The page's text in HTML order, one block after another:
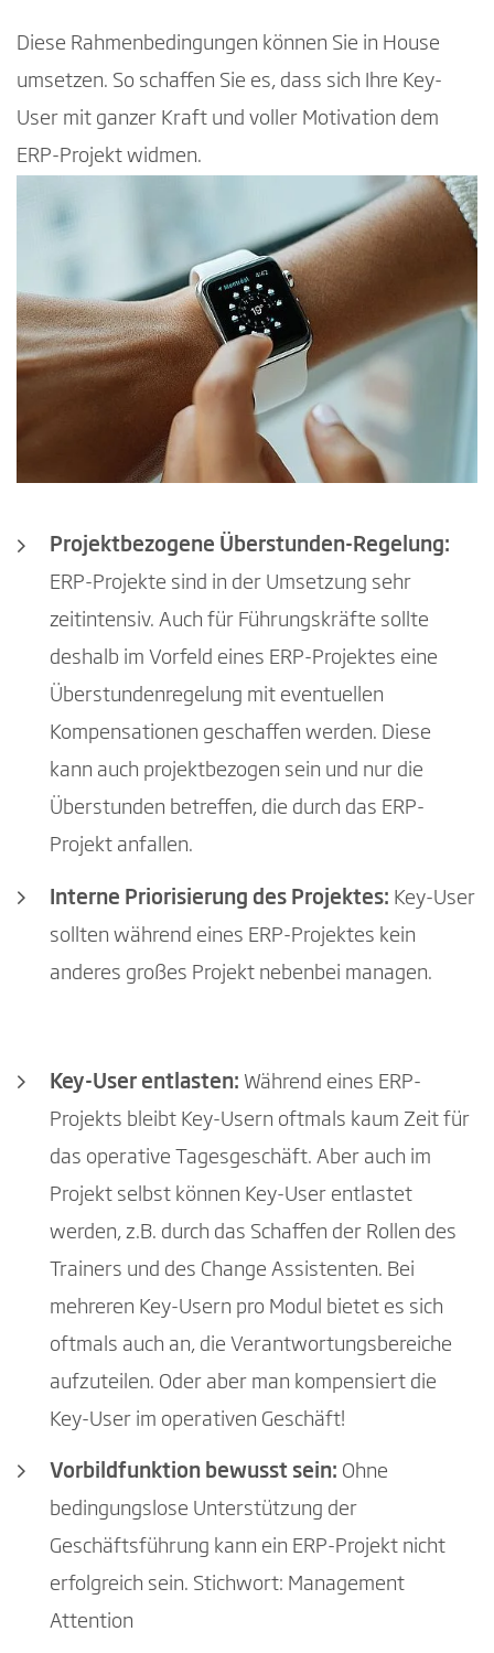
Diese Rahmenbedingungen können Sie in House
umsetzen. So schaffen Sie es, dass sich Ihre Key-
User mit ganzer Kraft und voller Motivation dem
ERP-Projekt widmen.
Projektbezogene Überstunden-Regelung:
ERP-Projekte sind in der Umsetzung sehr
zeitintensiv. Auch für Führungskräfte sollte
deshalb im Vorfeld eines ERP-Projektes eine
Überstundenregelung mit eventuellen
Kompensationen geschaffen werden. Diese
kann auch projektbezogen sein und nur die
Überstunden betreffen, die durch das ERP-
Projekt anfallen.
Interne Priorisierung des Projektes: Key-User
sollten während eines ERP-Projektes kein
anderes großes Projekt nebenbei managen.
Key-User entlasten: Während eines ERP-
Projekts bleibt Key-Usern oftmals kaum Zeit für
das operative Tagesgeschäft. Aber auch im
Projekt selbst können Key-User entlastet
werden, z.B. durch das Schaffen der Rollen des
Trainers und des Change Assistenten. Bei
mehreren Key-Usern pro Modul bietet es sich
oftmals auch an, die Verantwortungsbereiche
aufzuteilen. Oder aber man kompensiert die
Key-User im operativen Geschäft!
Vorbildfunktion bewusst sein: Ohne
bedingungslose Unterstützung der
Geschäftsführung kann ein ERP-Projekt nicht
erfolgreich sein. Stichwort: Management
Attention